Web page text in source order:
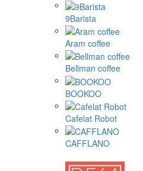
9Barista
Aram coffee
Bellman coffee
BOOKOO
Cafelat Robot
CAFFLANO